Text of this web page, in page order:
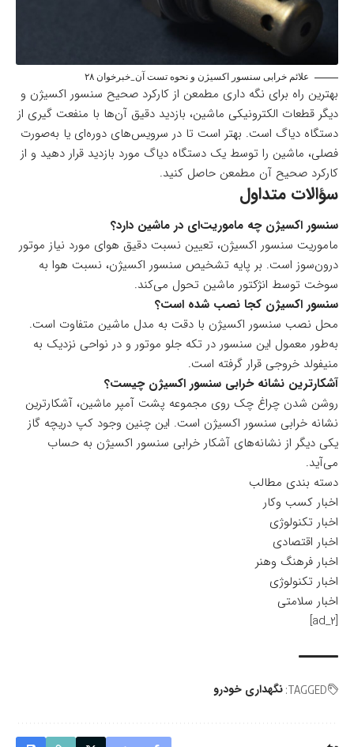
علائم خرابی سنسور اکسیژن و نحوه تست آن_خبرخوان ۲۸
بهترین راه برای نگه داری مطمعن از کارکرد صحیح سنسور اکسیژن و
دیگر قطعات الکترونیکی ماشین، بازدید دقیق آن‌ها با منفعت گیری از
دستگاه دیاگ است. بهتر است تا در سرویس‌های دوره‌‌ای یا به‌صورت
فصلی، ماشین را توسط یک دستگاه دیاگ مورد بازدید قرار دهید و از
کارکرد صحیح آن مطمعن حاصل کنید.
سؤالات متداول
سنسور اکسیژن چه ماموریت‌ای در ماشین دارد؟
ماموریت سنسور اکسیژن، تعیین نسبت دقیق هوای مورد نیاز موتور
درون‌سوز است. بر پایه تشخیص سنسور اکسیژن، نسبت هوا به
سوخت توسط انژکتور ماشین تحول می‌کند.
سنسور اکسیژن کجا نصب شده است؟
محل نصب سنسور اکسیژن با دقت به مدل ماشین متفاوت است.
به‌طور معمول این سنسور در تکه جلو موتور و در نواحی نزدیک به
منیفولد خروجی قرار گرفته است.
آشکار‌ترین نشانه خرابی سنسور اکسیژن چیست؟
روشن شدن چراغ چک روی مجموعه پشت آمپر ماشین، آشکار‌ترین
نشانه خرابی سنسور اکسیژن است. این چنین وجود کپ دریچه گاز
یکی دیگر از نشانه‌های آشکار خرابی سنسور اکسیژن به حساب
می‌آید.
دسته بندی مطالب
اخبار کسب وکار
اخبار تکنولوژی
اخبار اقتصادی
اخبار فرهنگ وهنر
اخبار تکنولوژی
اخبار سلامتی
[ad_2]
TAGGED: نگهداری خودرو